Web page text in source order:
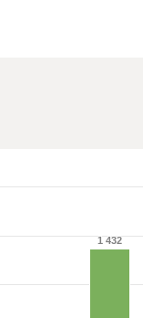
1 432
1 432